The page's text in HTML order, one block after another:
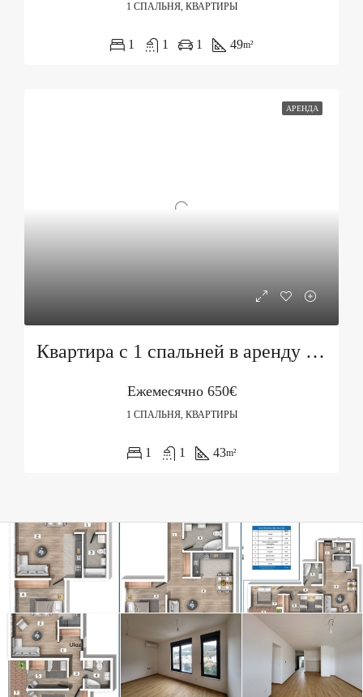
1 СПАЛЬНЯ, КВАРТИРЫ
1 1 1 49m²
АРЕНДА
Квартира с 1 спальней в аренду в Будве, здание Mercur
Ежемесячно650€
1 СПАЛЬНЯ, КВАРТИРЫ
1 1 43m²